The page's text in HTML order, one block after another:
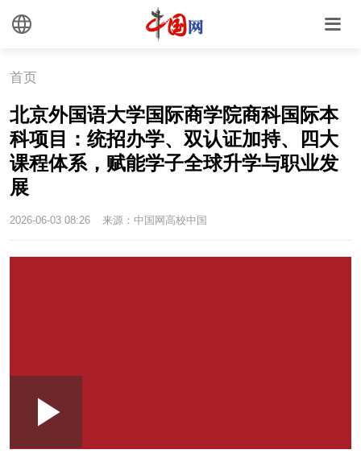
首页
北京外国语大学国际商学院商科国际本
科项目：统招办学、双认证加持、四大
课程体系，赋能学子全球升学与职业发
展
2026-06-03 08:26 来源：中国网高校中国
Play
Picture